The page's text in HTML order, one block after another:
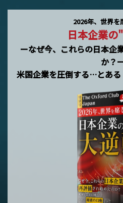
2026年、世界
日本企業
ーなぜ今、これらの日本企
か？
米国企業を圧倒する…とある